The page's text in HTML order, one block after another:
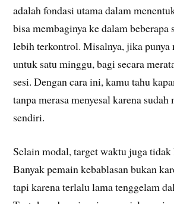
adalah fondasi utama dalam
bisa membaginya ke dalam beberapa
lebih terkontrol. Misalnya, jika punya
untuk satu minggu, bagi secara
sesi. Dengan cara ini, kamu tahu
tanpa merasa menyesal karena sudah
sendiri.
Selain modal, target waktu juga
Banyak pemain kebablasan bukan
tapi karena terlalu lama tenggelam